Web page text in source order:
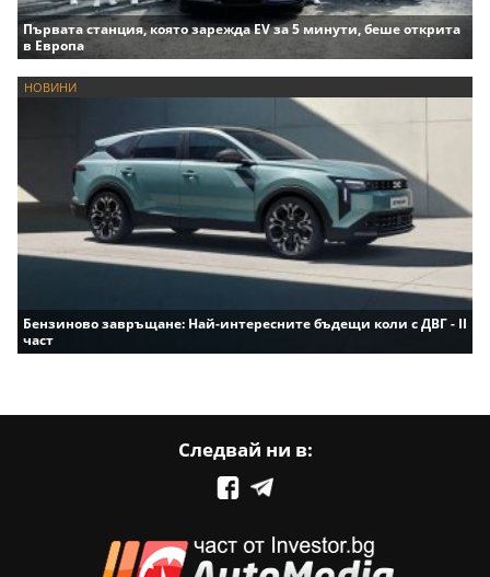
Първата станция, която зарежда EV за 5 минути, беше открита
в Европа
НОВИНИ
Бензиново завръщане: Най-интересните бъдещи коли с ДВГ - II
част
Следвай ни в: